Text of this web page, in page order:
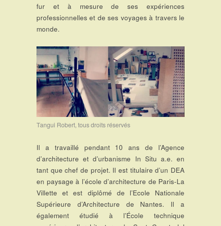
fur et à mesure de ses expériences
professionnelles et de ses voyages à travers le
monde.
Tangui Robert, tous droits réservés
Il a travaillé pendant 10 ans de l’Agence
d’architecture et d’urbanisme In Situ a.e. en
tant que chef de projet. Il est titulaire d’un DEA
en paysage à l’école d’architecture de Paris-La
Villette et est diplômé de l’Ecole Nationale
Supérieure d’Architecture de Nantes. Il a
également étudié à l’École technique